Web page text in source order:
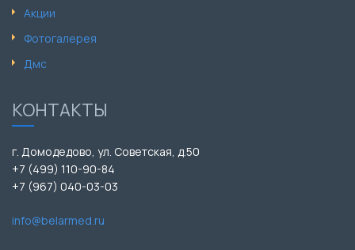
Акции
Фотогалерея
Дмс
КОНТАКТЫ
г. Домодедово, ул. Советская, д.50
+7 (499) 110-90-84
+7 (967) 040-03-03
info@belarmed.ru